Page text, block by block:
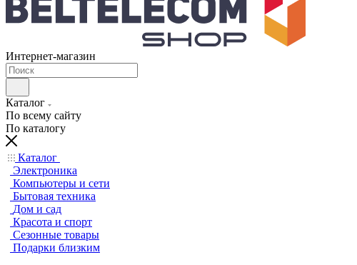
Интернет-магазин
Каталог
По всему сайту
По каталогу
Каталог
Электроника
Компьютеры и сети
Бытовая техника
Дом и сад
Красота и спорт
Сезонные товары
Подарки близким